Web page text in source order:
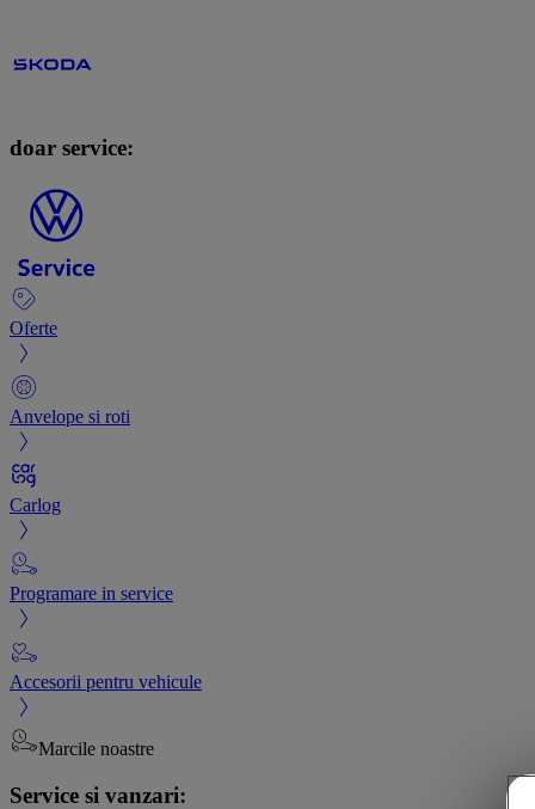
doar service:
Oferte
Anvelope si roti
Carlog
Programare in service
Accesorii pentru vehicule
Marcile noastre
Service si vanzari: